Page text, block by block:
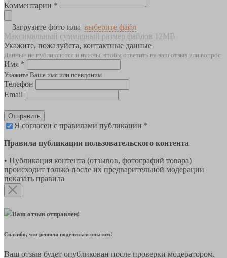
Комментарии *
Загрузите фото или выберите файл
Максимальный суммарный размер файлов 12MB
Укажите, пожалуйста, контактные данные
Данные не публикуются и нужны, чтобы ответить на ваш отзыв или вопрос
Имя *
Укажите Ваше имя или псевдоним
Телефон
Email
Отправить
Я согласен с правилами публикации *
Правила публикации пользовательского контента
• Публикация контента (отзывов, фотографий товара)
происходит только после их предварительной модерации
показать правила
Ваш отзыв отправлен!
Спасибо, что решили поделиться опытом!
Ваш отзыв будет опубликован после проверки модератором.